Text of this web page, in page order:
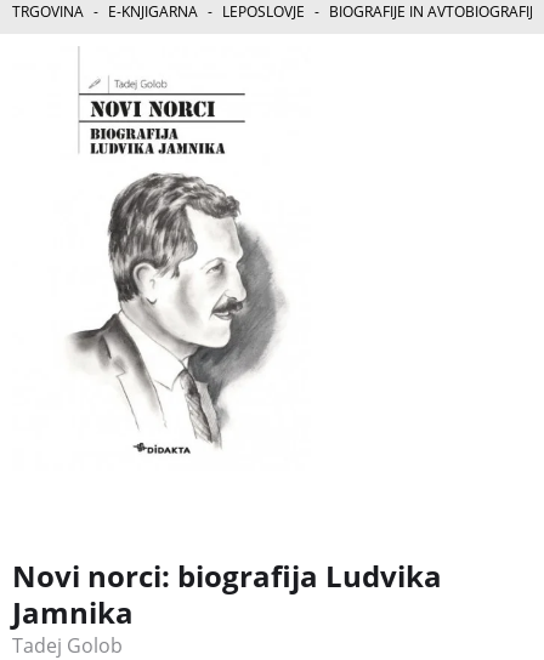
TRGOVINA - E-KNJIGARNA - LEPOSLOVJE - BIOGRAFIJE IN AVTOBIOGRAFIJE
Novi norci: biografija Ludvika
Jamnika
Tadej Golob